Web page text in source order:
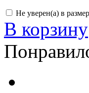
Не уверен(а) в
В корзину